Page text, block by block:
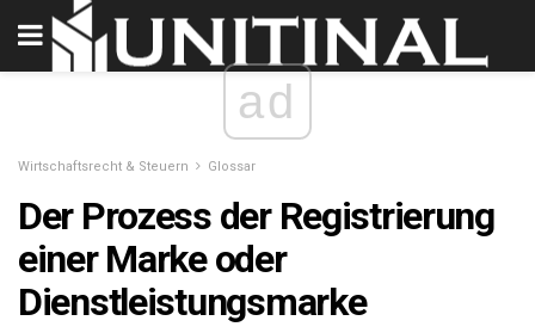
ad
Wirtschaftsrecht & Steuern Glossar
Der Prozess der Registrierung
einer Marke oder
Dienstleistungsmarke